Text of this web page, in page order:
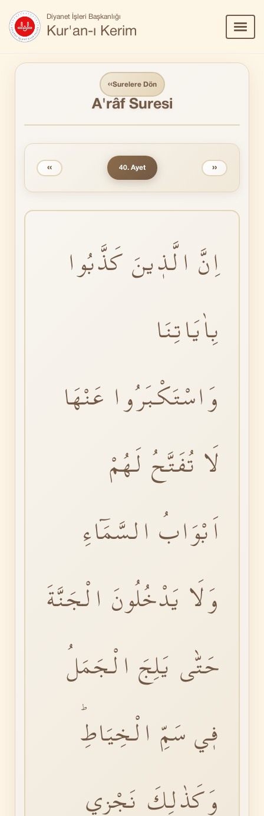
Diyanet İşleri Başkanlığı
Kur'an-ı Kerim
Aç/
‹‹Surelere Dön
A'râf Suresi
‹‹ 40. Ayet ››
اِنَّ الَّذٖينَ كَذَّبُوا
بِاٰيَاتِنَا
وَاسْتَكْبَرُوا عَنْهَا
لَا تُفَتَّحُ لَهُمْ
اَبْوَابُ السَّمَٓاءِ
وَلَا يَدْخُلُونَ الْجَنَّةَ
حَتّٰى يَلِجَ الْجَمَلُ
فٖي سَمِّ الْخِيَاطِؕ
وَكَذٰلِكَ نَجْزِي